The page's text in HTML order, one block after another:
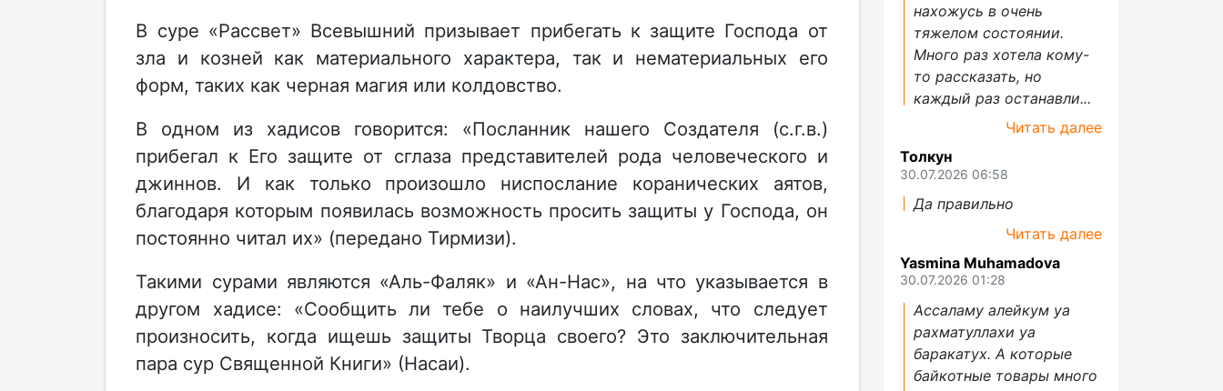
В суре «Рассвет» Всевышний призывает прибегать к защите Господа от
зла и козней как материального характера, так и нематериальных его
форм, таких как черная магия или колдовство.
В одном из хадисов говорится: «Посланник нашего Создателя (с.г.в.)
прибегал к Его защите от сглаза представителей рода человеческого и
джиннов. И как только произошло ниспослание коранических аятов,
благодаря которым появилась возможность просить защиты у Господа, он
постоянно читал их» (передано Тирмизи).
Такими сурами являются «Аль-Фаляк» и «Ан-Нас», на что указывается в
другом хадисе: «Сообщить ли тебе о наилучших словах, что следует
произносить, когда ищешь защиты Творца своего? Это заключительная
пара сур Священной Книги» (Насаи).
нахожусь в очень
тяжелом состоянии.
Много раз хотела кому-
то рассказать, но
каждый раз останавли...
Читать далее
Толкун
30.07.2026 06:58
Да правильно
Читать далее
Yasmina Muhamadova
30.07.2026 01:28
Ассаламу алейкум уа
рахматуллахи уа
баракатух. А которые
байкотные товары много